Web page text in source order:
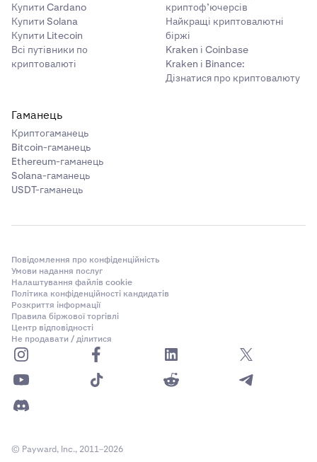
Купити Cardano
Купити Solana
Купити Litecoin
Всі путівники по
криптовалюті
криптоф’ючерсів
Найкращі криптовалютні
біржі
Kraken і Coinbase
Kraken і Binance:
Дізнатися про криптовалюту
Гаманець
Криптогаманець
Bitcoin-гаманець
Ethereum-гаманець
Solana-гаманець
USDT-гаманець
Повідомлення про конфіденційність
Умови надання послуг
Налаштування файлів cookie
Політика конфіденційності кандидатів
Розкриття інформації
Правила біржової торгівлі
Центр відповідності
Не продавати / ділитися
© Payward, Inc., 2011–2026